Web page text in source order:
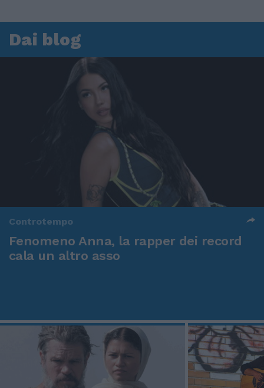
Dai blog
Controtempo
Fenomeno Anna, la rapper dei record
cala un altro asso